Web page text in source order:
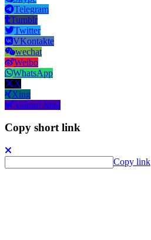
Telegram
Tumblr
Twitter
VKontakte
wechat
Weibo
WhatsApp
X
Xing
Yahoo! Mail
Copy short link
Copy link